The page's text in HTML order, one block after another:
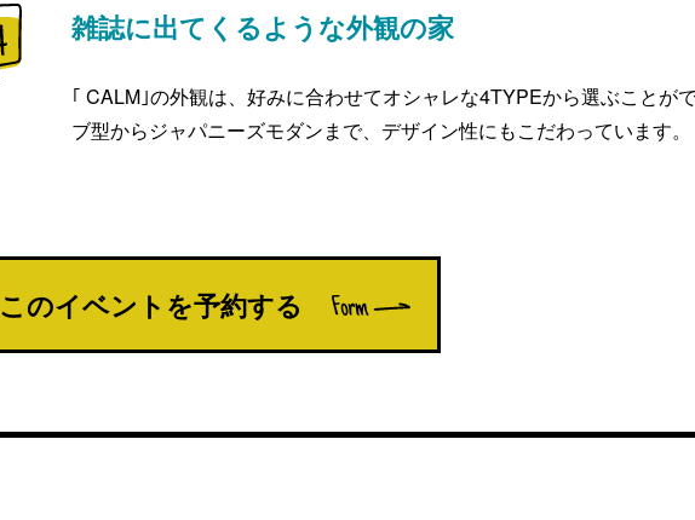
雑誌に出てくるような外観の家
｢ CALM｣の外観は、好みに合わせてオシャレな4TYPEから選ぶことが
ブ型からジャパニーズモダンまで、デザイン性にもこだわっています。
このイベントを予約する